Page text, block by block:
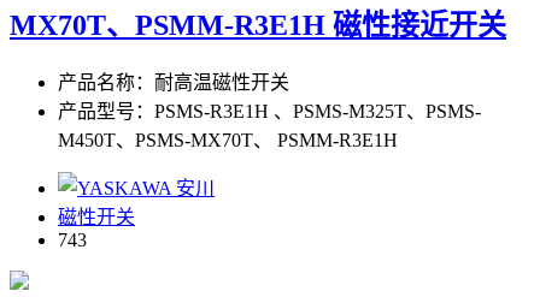
MX70T、PSMM-R3E1H 磁性接近开关
产品名称：耐高温磁性开关
产品型号：PSMS-R3E1H 、PSMS-M325T、PSMS-
M450T、PSMS-MX70T、 PSMM-R3E1H
磁性开关
743